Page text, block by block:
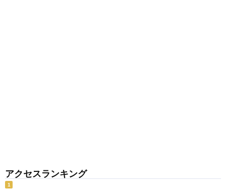
アクセスランキング
1